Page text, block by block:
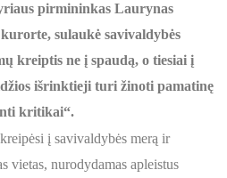
pirmininkas Laurynas
sulaukė savivaldybės
kreiptis ne į spaudą, o tiesiai į
išrinktieji turi žinoti pamatinę
kritikai“.
į savivaldybės merą ir
vietas, nurodydamas apleistus